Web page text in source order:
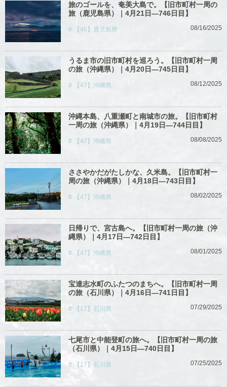
旅のゴールを、奄美大島で。【旧市町村一周の
旅（鹿児島県）｜4月21日―746日目】
【46】鹿児島県 08/16/2025
うるま市の旧市町村を巡ろう。【旧市町村一周
の旅（沖縄県）｜4月20日―745日目】
【47】沖縄県 08/12/2025
沖縄本島、八重瀬町と南城市の旅。【旧市町村
一周の旅（沖縄県）｜4月19日―744日目】
【47】沖縄県 08/08/2025
ささやかだがたしかな、久米島。【旧市町村一
周の旅（沖縄県）｜4月18日―743日目】
【47】沖縄県 08/02/2025
日帰りで、宮古島へ。【旧市町村一周の旅（沖
縄県）｜4月17日―742日目】
【47】沖縄県 08/01/2025
宝達志水町のふたつのまちへ。【旧市町村一周
の旅（石川県）｜4月16日―741日目】
【17】石川県 07/29/2025
七尾市と中能登町の旅へ。【旧市町村一周の旅
（石川県）｜4月15日―740日目】
【17】石川県 07/25/2025